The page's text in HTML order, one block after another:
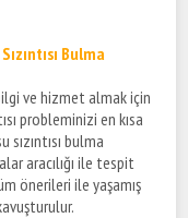
Bulma
ve hizmet almak için
probleminizi en kısa
bulma
aracılığı ile tespit
önerileri ile yaşamış